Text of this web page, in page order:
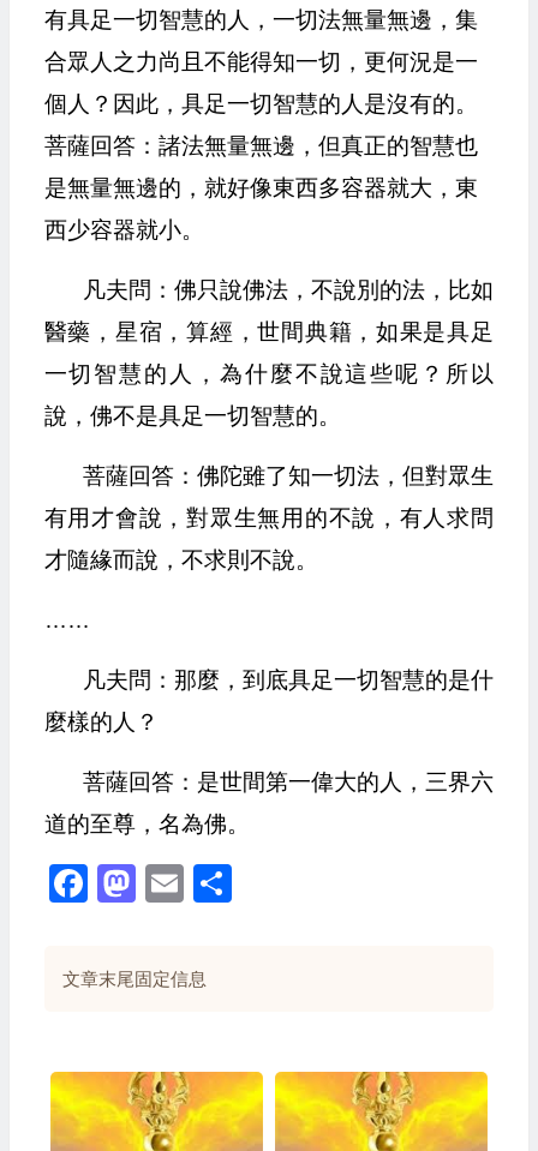
有具足一切智慧的人，一切法無量無邊，集
合眾人之力尚且不能得知一切，更何況是一
個人？因此，具足一切智慧的人是沒有的。
菩薩回答：諸法無量無邊，但真正的智慧也
是無量無邊的，就好像東西多容器就大，東
西少容器就小。
凡夫問：佛只說佛法，不說別的法，比如
醫藥，星宿，算經，世間典籍，如果是具足
一切智慧的人，為什麼不說這些呢？所以
說，佛不是具足一切智慧的。
菩薩回答：佛陀雖了知一切法，但對眾生
有用才會說，對眾生無用的不說，有人求問
才隨緣而說，不求則不說。
……
凡夫問：那麼，到底具足一切智慧的是什
麼樣的人？
菩薩回答：是世間第一偉大的人，三界六
道的至尊，名為佛。
Facebook
Mastodon
Email
文章末尾固定信息